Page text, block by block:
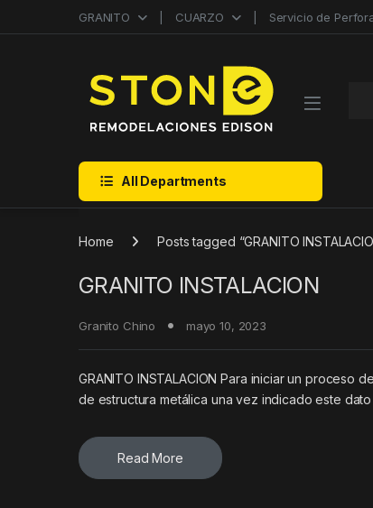
GRANITO CUARZO Servicio de
All Departments
Home Posts tagged “GRANITO
GRANITO INSTALACION
Granito Chino mayo 10, 2023
GRANITO INSTALACION Para iniciar un
de estructura metálica una vez indicado este
Read More